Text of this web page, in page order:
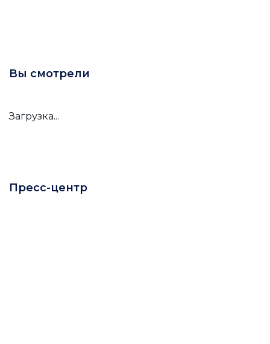
Вы смотрели
Загрузка...
Пресс-центр